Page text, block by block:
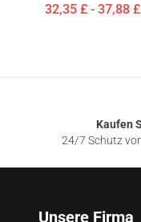
32,35 £ - 37,88 £
Kaufen
24/7 Schutz
Unsere Firma